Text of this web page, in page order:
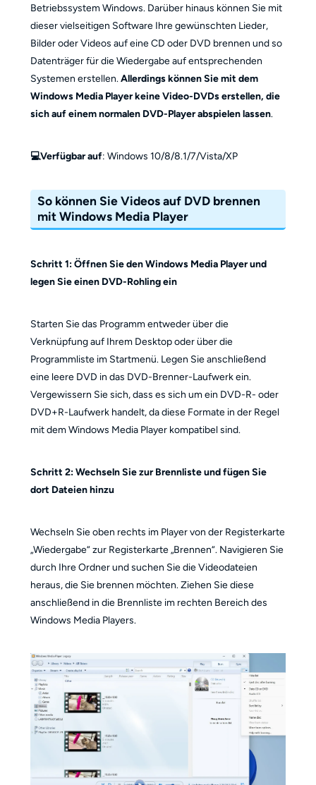
Betriebssystem Windows. Darüber hinaus können Sie mit
dieser vielseitigen Software Ihre gewünschten Lieder,
Bilder oder Videos auf eine CD oder DVD brennen und so
Datenträger für die Wiedergabe auf entsprechenden
Systemen erstellen.Allerdings können Sie mit dem
Windows Media Player keine Video-DVDs erstellen, die
sich auf einem normalen DVD-Player abspielen lassen.
💻Verfügbar auf: Windows 10/8/8.1/7/Vista/XP
So können Sie Videos auf DVD brennen
mit Windows Media Player
Schritt 1: Öffnen Sie den Windows Media Player und
legen Sie einen DVD-Rohling ein
Starten Sie das Programm entweder über die
Verknüpfung auf Ihrem Desktop oder über die
Programmliste im Startmenü. Legen Sie anschließend
eine leere DVD in das DVD-Brenner-Laufwerk ein.
Vergewissern Sie sich, dass es sich um ein DVD-R- oder
DVD+R-Laufwerk handelt, da diese Formate in der Regel
mit dem Windows Media Player kompatibel sind.
Schritt 2: Wechseln Sie zur Brennliste und fügen Sie
dort Dateien hinzu
Wechseln Sie oben rechts im Player von der Registerkarte
„Wiedergabe“ zur Registerkarte „Brennen“. Navigieren Sie
durch Ihre Ordner und suchen Sie die Videodateien
heraus, die Sie brennen möchten. Ziehen Sie diese
anschließend in die Brennliste im rechten Bereich des
Windows Media Players.